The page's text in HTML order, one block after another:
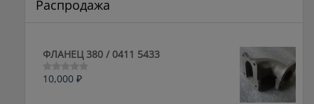
Распродажа
ФЛАНЕЦ 380 / 0411 5433
Оценка
10,000 ₽